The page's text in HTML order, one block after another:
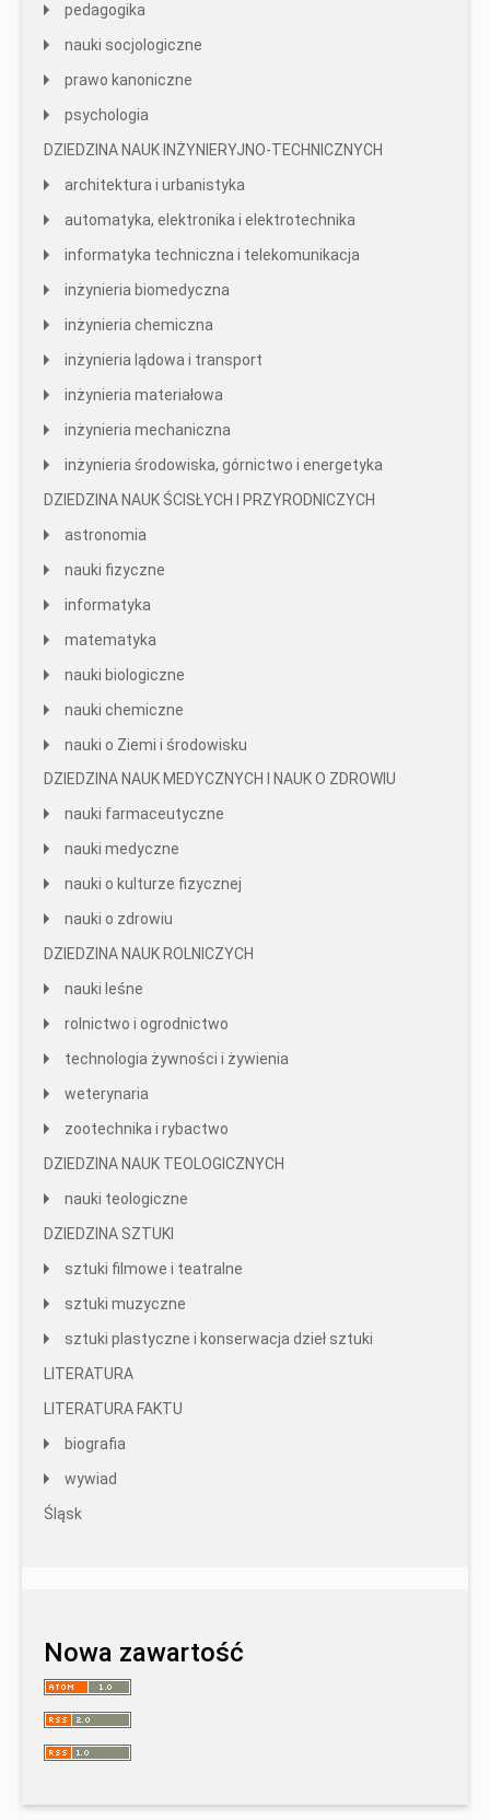
pedagogika
nauki socjologiczne
prawo kanoniczne
psychologia
DZIEDZINA NAUK INŻYNIERYJNO-TECHNICZNYCH
architektura i urbanistyka
automatyka, elektronika i elektrotechnika
informatyka techniczna i telekomunikacja
inżynieria biomedyczna
inżynieria chemiczna
inżynieria lądowa i transport
inżynieria materiałowa
inżynieria mechaniczna
inżynieria środowiska, górnictwo i energetyka
DZIEDZINA NAUK ŚCISŁYCH I PRZYRODNICZYCH
astronomia
nauki fizyczne
informatyka
matematyka
nauki biologiczne
nauki chemiczne
nauki o Ziemi i środowisku
DZIEDZINA NAUK MEDYCZNYCH I NAUK O ZDROWIU
nauki farmaceutyczne
nauki medyczne
nauki o kulturze fizycznej
nauki o zdrowiu
DZIEDZINA NAUK ROLNICZYCH
nauki leśne
rolnictwo i ogrodnictwo
technologia żywności i żywienia
weterynaria
zootechnika i rybactwo
DZIEDZINA NAUK TEOLOGICZNYCH
nauki teologiczne
DZIEDZINA SZTUKI
sztuki filmowe i teatralne
sztuki muzyczne
sztuki plastyczne i konserwacja dzieł sztuki
LITERATURA
LITERATURA FAKTU
biografia
wywiad
Śląsk
Nowa zawartość